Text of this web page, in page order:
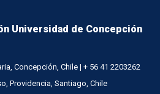
Universidad de Concepción
Concepción, Chile | + 56 41 2203262
Providencia, Santiago, Chile